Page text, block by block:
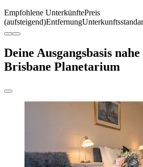
Empfohlene UnterkünftePreis
(aufsteigend)Entfernung
Deine Ausgangsbasis
Brisbane Planetarium